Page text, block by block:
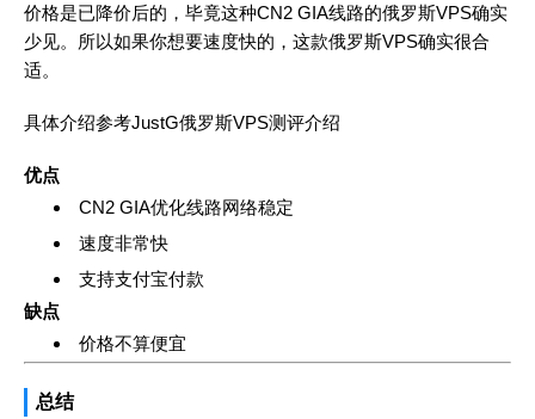
价格是已降价后的，毕竟这种CN2 GIA线路的俄罗斯VPS确实
少见。所以如果你想要速度快的，这款俄罗斯VPS确实很合
适。
具体介绍参考JustG俄罗斯VPS测评介绍
优点
CN2 GIA优化线路网络稳定
速度非常快
支持支付宝付款
缺点
价格不算便宜
总结